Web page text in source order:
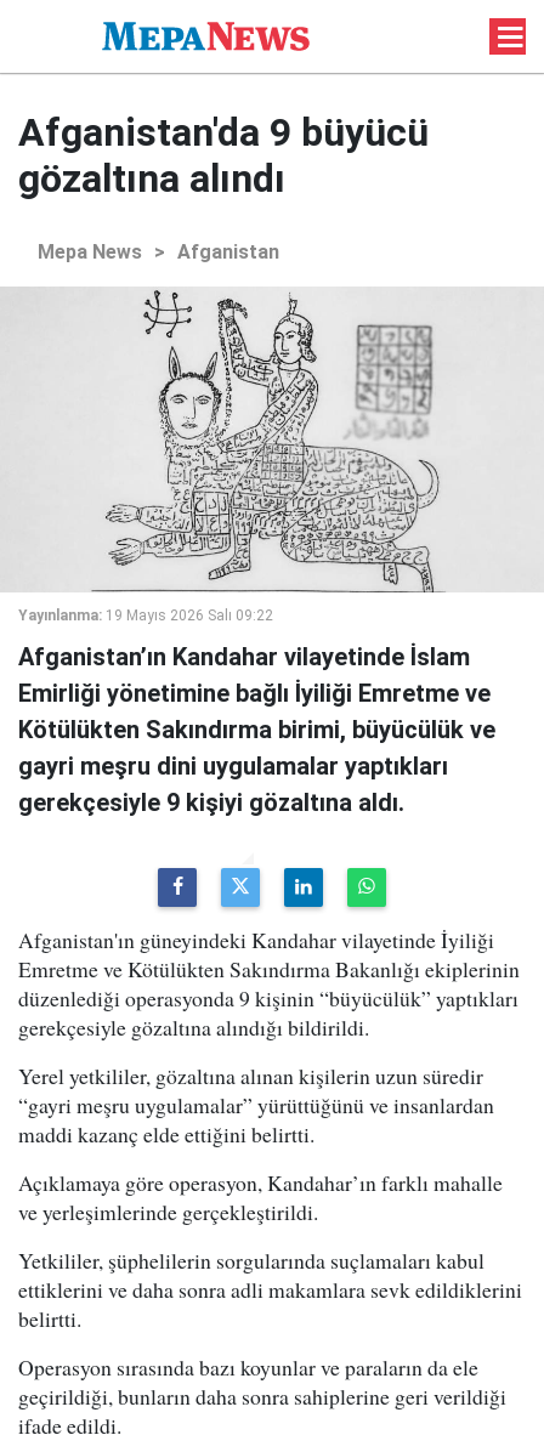
Afganistan'da 9 büyücü
gözaltına alındı
Mepa News > Afganistan
Yayınlanma: 19 Mayıs 2026 Salı 09:22
Afganistan’ın Kandahar vilayetinde İslam
Emirliği yönetimine bağlı İyiliği Emretme ve
Kötülükten Sakındırma birimi, büyücülük ve
gayri meşru dini uygulamalar yaptıkları
gerekçesiyle 9 kişiyi gözaltına aldı.
Afganistan'ın güneyindeki Kandahar vilayetinde İyiliği
Emretme ve Kötülükten Sakındırma Bakanlığı ekiplerinin
düzenlediği operasyonda 9 kişinin “büyücülük” yaptıkları
gerekçesiyle gözaltına alındığı bildirildi.
Yerel yetkililer, gözaltına alınan kişilerin uzun süredir
“gayri meşru uygulamalar” yürüttüğünü ve insanlardan
maddi kazanç elde ettiğini belirtti.
Açıklamaya göre operasyon, Kandahar’ın farklı mahalle
ve yerleşimlerinde gerçekleştirildi.
Yetkililer, şüphelilerin sorgularında suçlamaları kabul
ettiklerini ve daha sonra adli makamlara sevk edildiklerini
belirtti.
Operasyon sırasında bazı koyunlar ve paraların da ele
geçirildiği, bunların daha sonra sahiplerine geri verildiği
ifade edildi.